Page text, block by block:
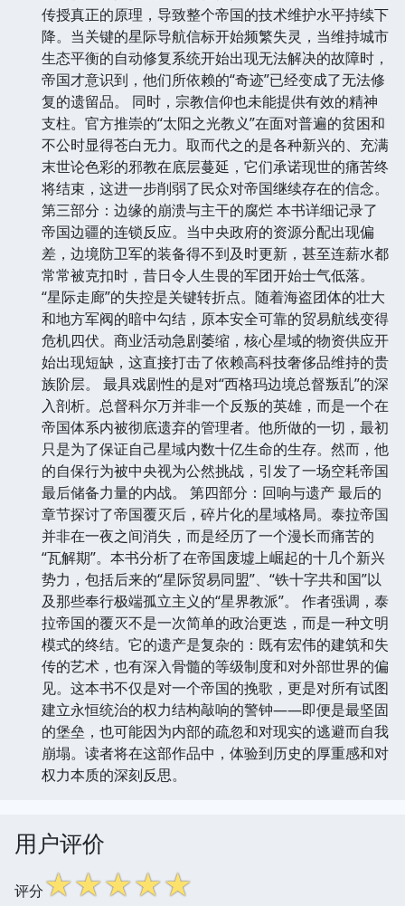
传授真正的原理，导致整个帝国的技术维护水平持续下
降。当关键的星际导航信标开始频繁失灵，当维持城市
生态平衡的自动修复系统开始出现无法解决的故障时，
帝国才意识到，他们所依赖的“奇迹”已经变成了无法修
复的遗留品。 同时，宗教信仰也未能提供有效的精神
支柱。官方推崇的“太阳之光教义”在面对普遍的贫困和
不公时显得苍白无力。取而代之的是各种新兴的、充满
末世论色彩的邪教在底层蔓延，它们承诺现世的痛苦终
将结束，这进一步削弱了民众对帝国继续存在的信念。
第三部分：边缘的崩溃与主干的腐烂 本书详细记录了
帝国边疆的连锁反应。当中央政府的资源分配出现偏
差，边境防卫军的装备得不到及时更新，甚至连薪水都
常常被克扣时，昔日令人生畏的军团开始士气低落。
“星际走廊”的失控是关键转折点。随着海盗团体的壮大
和地方军阀的暗中勾结，原本安全可靠的贸易航线变得
危机四伏。商业活动急剧萎缩，核心星域的物资供应开
始出现短缺，这直接打击了依赖高科技奢侈品维持的贵
族阶层。 最具戏剧性的是对“西格玛边境总督叛乱”的深
入剖析。总督科尔万并非一个反叛的英雄，而是一个在
帝国体系内被彻底遗弃的管理者。他所做的一切，最初
只是为了保证自己星域内数十亿生命的生存。然而，他
的自保行为被中央视为公然挑战，引发了一场空耗帝国
最后储备力量的内战。 第四部分：回响与遗产 最后的
章节探讨了帝国覆灭后，碎片化的星域格局。泰拉帝国
并非在一夜之间消失，而是经历了一个漫长而痛苦的
“瓦解期”。本书分析了在帝国废墟上崛起的十几个新兴
势力，包括后来的“星际贸易同盟”、“铁十字共和国”以
及那些奉行极端孤立主义的“星界教派”。 作者强调，泰
拉帝国的覆灭不是一次简单的政治更迭，而是一种文明
模式的终结。它的遗产是复杂的：既有宏伟的建筑和失
传的艺术，也有深入骨髓的等级制度和对外部世界的偏
见。这本书不仅是对一个帝国的挽歌，更是对所有试图
建立永恒统治的权力结构敲响的警钟——即便是最坚固
的堡垒，也可能因为内部的疏忽和对现实的逃避而自我
崩塌。读者将在这部作品中，体验到历史的厚重感和对
权力本质的深刻反思。
用户评价
评分☆☆☆☆☆